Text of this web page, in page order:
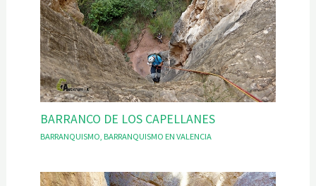
BARRANCO DE LOS CAPELLANES
BARRANQUISMO, BARRANQUISMO EN VALENCIA